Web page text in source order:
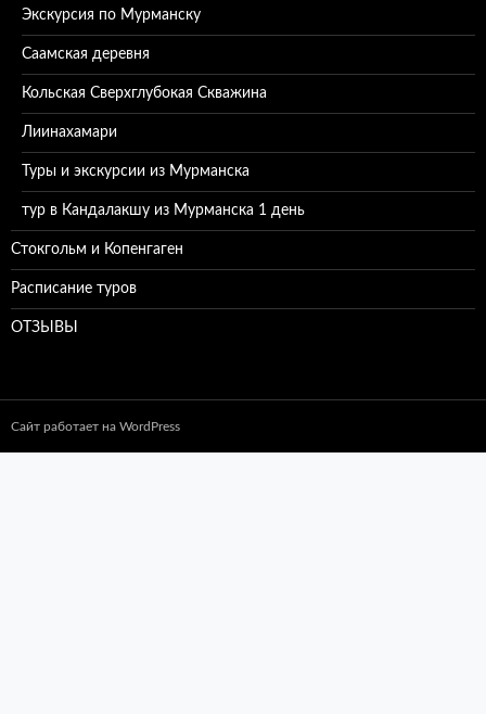
Экскурсия по Мурманску
Саамская деревня
Кольская Сверхглубокая Скважина
Лиинахамари
Туры и экскурсии из Мурманска
тур в Кандалакшу из Мурманска 1 день
Стокгольм и Копенгаген
Расписание туров
ОТЗЫВЫ
Сайт работает на WordPress